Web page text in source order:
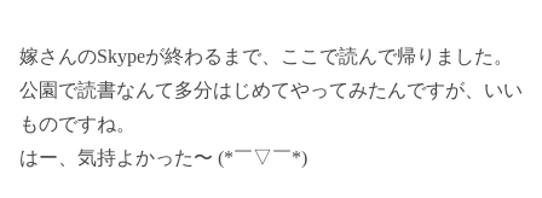
嫁さんのSkypeが終わるまで、ここで読んで帰りました。
公園で読書なんて多分はじめてやってみたんですが、いい
ものですね。
はー、気持よかった〜 (*￣▽￣*)